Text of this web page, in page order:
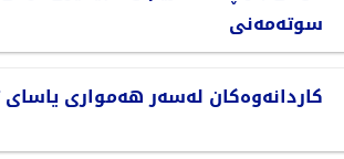
سوتەمەنی
کاردانەوەکان لەسەر هەمواری یاسای